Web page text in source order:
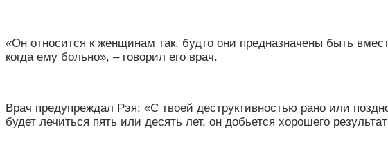
«Он относится к женщинам так, будто они предназначены быть
когда ему больно», – говорил его врач.
Врач предупреждал Рэя: «С твоей деструктивностью рано или
будет лечиться пять или десять лет, он добьется хорошего